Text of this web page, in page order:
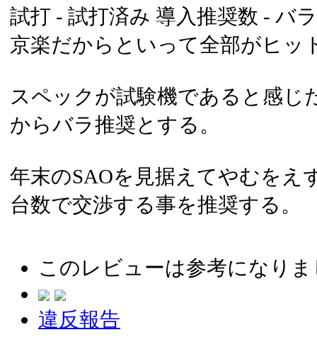
試打 - 試打済み 導入推奨数 - バ
京楽だからといって全部がヒッ
スペックが試験機であると感じ
からバラ推奨とする。
年末のSAOを見据えてやむをえ
台数で交渉する事を推奨する。
このレビューは参考になり
違反報告